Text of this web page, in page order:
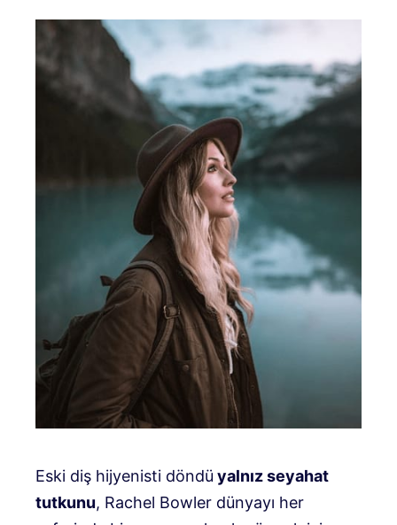
Eski diş hijyenisti döndü yalnız seyahat
tutkunu, Rachel Bowler dünyayı her